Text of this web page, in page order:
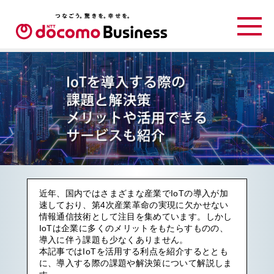
近年、国内ではさまざまな産業でIoTの導入が加
速しており、第4次産業革命の実現に欠かせない
情報通信技術として注目を集めています。しかし
IoTは企業に多くのメリットをもたらすものの、
導入に伴う課題も少なくありません。
本記事ではIoTを活用する利点を紹介するととも
に、導入する際の課題や解決策について解説しま